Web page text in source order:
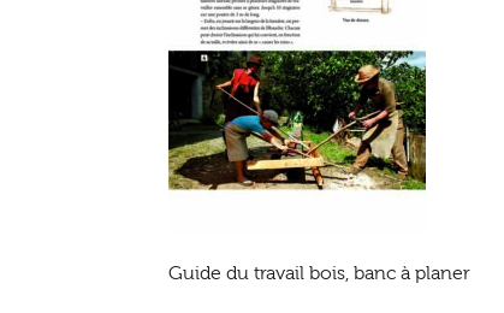
Guide du travail bois, banc à planer